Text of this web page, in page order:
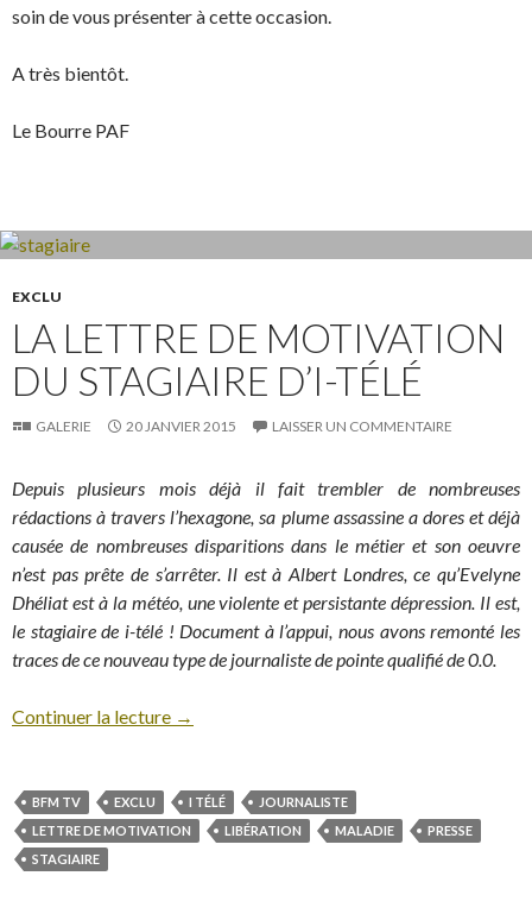
soin de vous présenter à cette occasion.
A très bientôt.
Le Bourre PAF
EXCLU
LA LETTRE DE MOTIVATION
DU STAGIAIRE D’I-TÉLÉ
GALERIE 20 JANVIER 2015 LAISSER UN COMMENTAIRE
Depuis plusieurs mois déjà il fait trembler de nombreuses
rédactions à travers l’hexagone, sa plume assassine a dores et déjà
causée de nombreuses disparitions dans le métier et son oeuvre
n’est pas prête de s’arrêter. Il est à Albert Londres, ce qu’Evelyne
Dhéliat est à la météo, une violente et persistante dépression. Il est,
le stagiaire de i-télé ! Document à l’appui, nous avons remonté les
traces de ce nouveau type de journaliste de pointe qualifié de 0.0.
Continuer la lecture →
BFM TV EXCLU I TÉLÉ
JOURNALISTE
LETTRE DE MOTIVATION
LIBÉRATION MALADIE
PRESSE
STAGIAIRE